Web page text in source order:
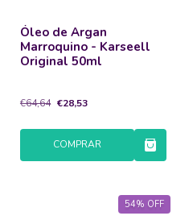
Óleo de Argan
Marroquino - Karseell
Original 50ml
€64,64 €28,53
COMPRAR
54% OFF